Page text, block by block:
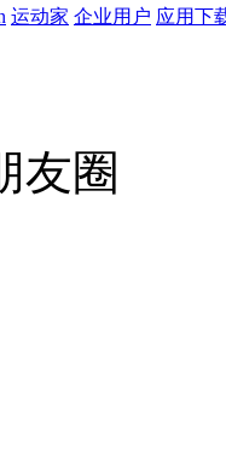
运动家 企业用户 应用下
友圈